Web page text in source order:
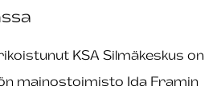
KSA Silmäkeskus on
mainostoimisto Ida Framin